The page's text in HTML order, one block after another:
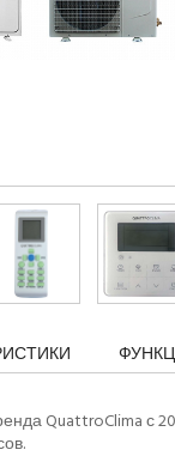
QuattroClima с